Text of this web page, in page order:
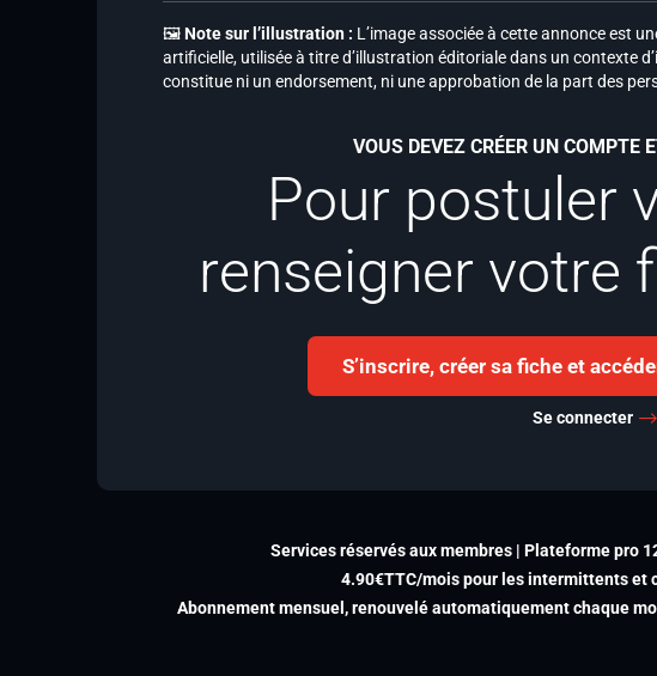
🖼️Note sur l’illustration : L’image associée à cette annonce est
artificielle, utilisée à titre d’illustration éditoriale dans un contexte
constitue ni un endorsement, ni une approbation de la part des
VOUS DEVEZ CRÉER UN COMPTE
Pour postuler
renseigner votre
S’inscrire, créer sa fiche et
Se connecter
Services réservés aux membres | Plateforme pro
4.90€TTC/mois pour les intermittents et
Abonnement mensuel, renouvelé automatiquement chaque